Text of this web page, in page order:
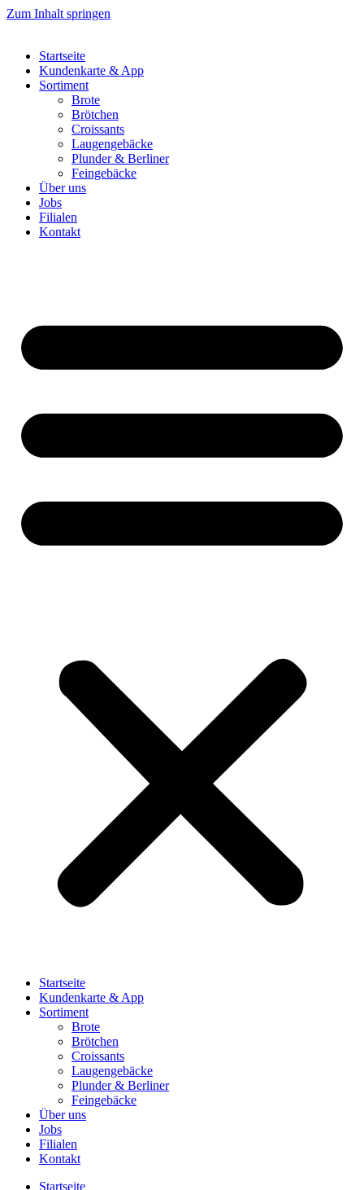
Zum Inhalt springen
Startseite
Kundenkarte & App
Sortiment
Brote
Brötchen
Croissants
Laugengebäcke
Plunder & Berliner
Feingebäcke
Über uns
Jobs
Filialen
Kontakt
Startseite
Kundenkarte & App
Sortiment
Brote
Brötchen
Croissants
Laugengebäcke
Plunder & Berliner
Feingebäcke
Über uns
Jobs
Filialen
Kontakt
Startseite